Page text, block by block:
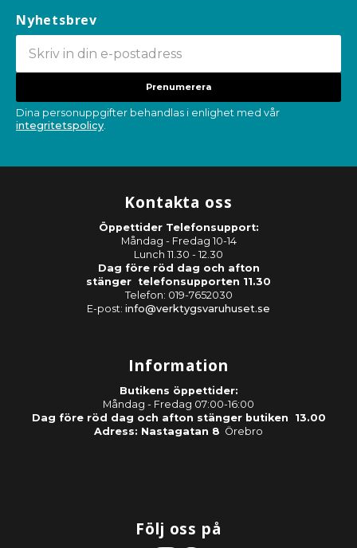
Nyhetsbrev
Prenumerera
Dina personuppgifter behandlas i enlighet med vår
integritetspolicy.
Kontakta oss
Öppettider Telefonsupport:
Måndag - Fredag 10-14
Lunch 11.30 - 12.30
Dag före röd dag och afton
stänger telefonsupporten 11.30
Telefon: 019-7652030
E-post: info@verktygsvaruhuset.se
Information
Butikens öppettider:
Måndag - Fredag 07:00-16:00
Dag före röd dag och afton stänger butiken 13.00
Adress: Nastagatan 8 Örebro
Följ oss på